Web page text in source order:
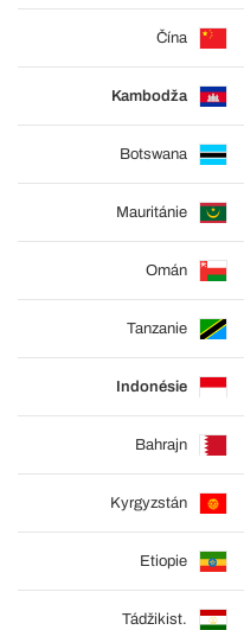
Čína
Kambodža
Botswana
Mauritánie
Omán
Tanzanie
Indonésie
Bahrajn
Kyrgyzstán
Etiopie
Tádžikist.